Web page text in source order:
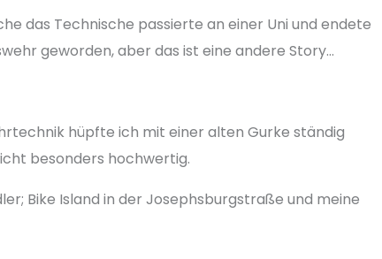
das Technische passierte an einer Uni und endete
geworden, aber das ist eine andere Story…
hüpfte ich mit einer alten Gurke ständig
besonders hochwertig.
Bike Island in der Josephsburgstraße und meine